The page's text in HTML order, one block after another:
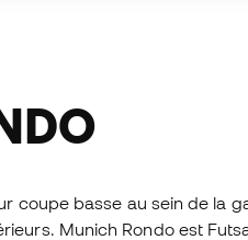
coupe basse au sein de la
Munich Rondo est